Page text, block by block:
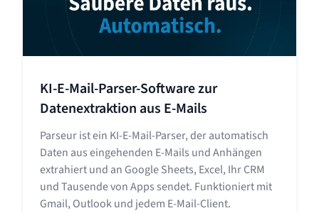
KI-E-Mail-Parser-Software zur
Datenextraktion aus E-Mails
Parseur ist ein KI-E-Mail-Parser, der automatisch
Daten aus eingehenden E-Mails und Anhängen
extrahiert und an Google Sheets, Excel, Ihr CRM
und Tausende von Apps sendet. Funktioniert mit
Gmail, Outlook und jedem E-Mail-Client.